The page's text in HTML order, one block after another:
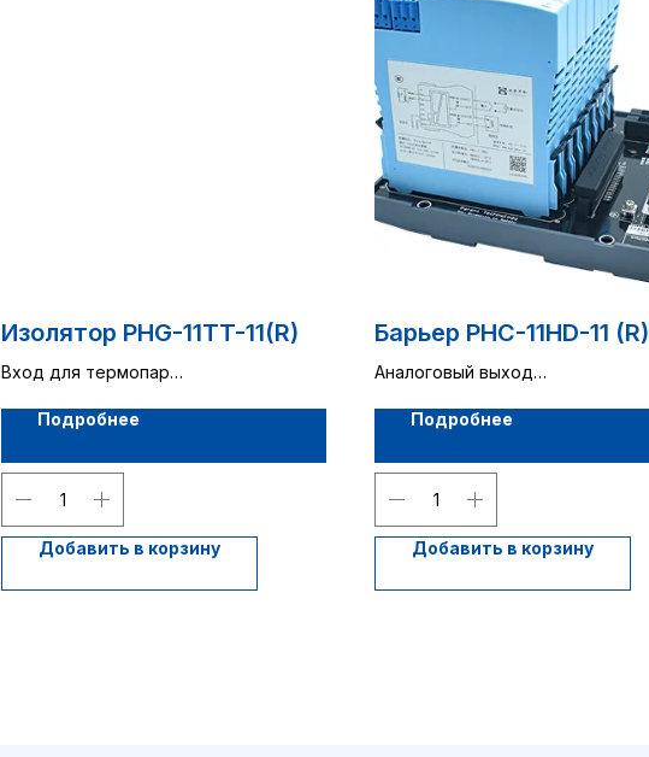
Изолятор PHG-11TT-11(R)
Вход для термопар
Подробнее
Добавить в корзину
Барьер PHC-11HD-11 (R)
Аналоговый выход
Подробнее
Добавить в корзину